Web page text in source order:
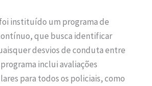
instituído um programa de
que busca identificar
desvios de conduta entre
inclui avaliações
para todos os policiais, como